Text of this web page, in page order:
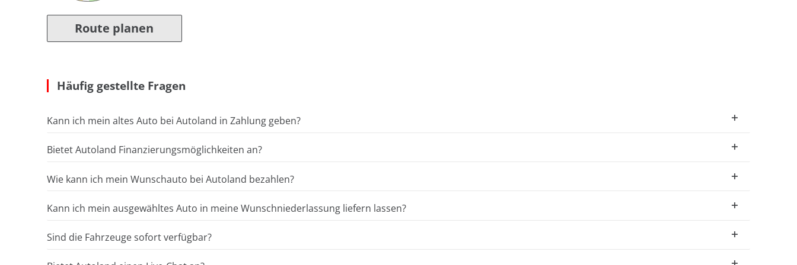
Route planen
Häufig gestellte Fragen
Kann ich mein altes Auto bei Autoland in Zahlung geben?
Bietet Autoland Finanzierungsmöglichkeiten an?
Wie kann ich mein Wunschauto bei Autoland bezahlen?
Kann ich mein ausgewähltes Auto in meine Wunschniederlassung liefern lassen?
Sind die Fahrzeuge sofort verfügbar?